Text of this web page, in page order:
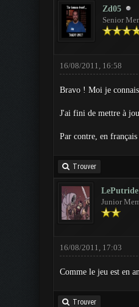
Zd05
Senior
16/08/2011, 16:58
Bravo ! Moi je connais
J'ai fini de mettre à
Par contre, en
Trouver
LePutride
Junior
16/08/2011, 17:03
Comme le jeu est en
Trouver